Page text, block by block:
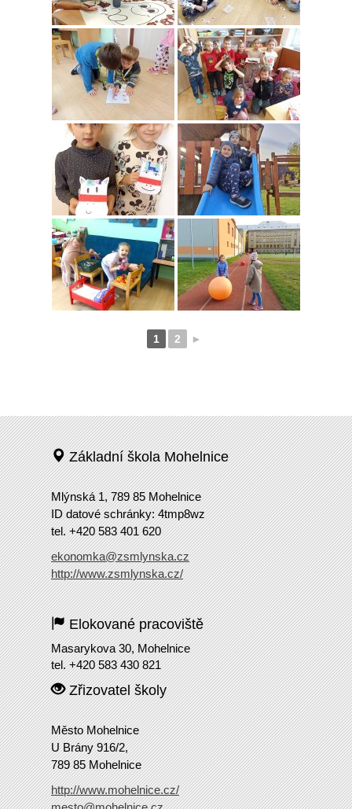
1 2 ►
Základní škola Mohelnice
Mlýnská 1, 789 85 Mohelnice
ID datové schránky: 4tmp8wz
tel. +420 583 401 620
ekonomka@zsmlynska.cz
http://www.zsmlynska.cz/
Elokované pracoviště
Masarykova 30, Mohelnice
tel. +420 583 430 821
Zřizovatel školy
Město Mohelnice
U Brány 916/2,
789 85 Mohelnice
http://www.mohelnice.cz/